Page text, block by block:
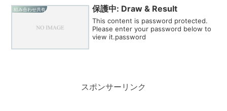
組み合わせ共有 保護中: Draw & Result
This content is password protected.
Please enter your password below to
view it.password
スポンサーリンク